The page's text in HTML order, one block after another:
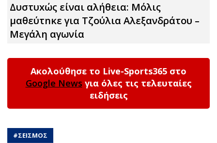
Δυστυxώς είναι αλήθεια: Μόλις
μαθεύτnκε για Τζούλια Αλεξανδράτου –
Μεγάλη αγωνία
Ακολούθησε το Live-Sports365 στο
Google News για όλες τις τελευταίες
ειδήσεις
#ΣΕΙΣΜΟΣ